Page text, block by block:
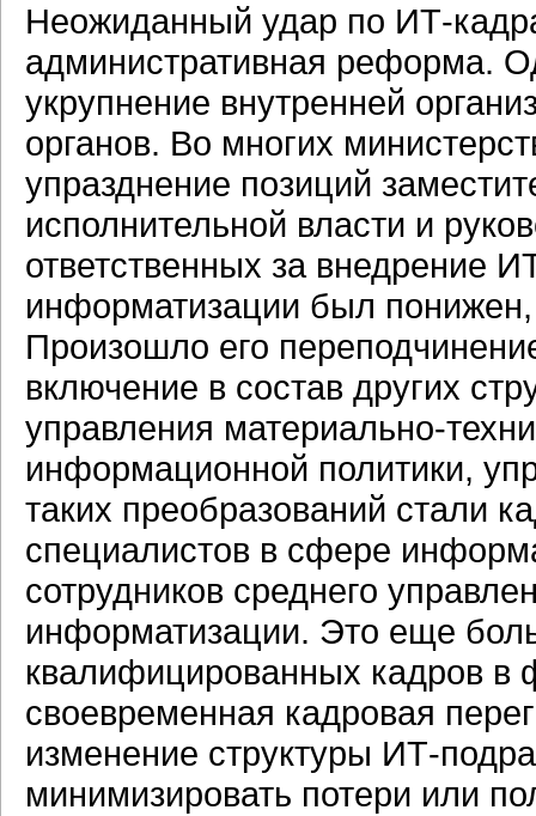
Неожиданный удар по ИТ-
административная реформа.
укрупнение внутренней
органов. Во многих
упразднение позиций
исполнительной власти и
ответственных за внедрение
информатизации был
Произошло его
включение в состав других
управления материально-
информационной политики,
таких преобразований стали
специалистов в сфере
сотрудников среднего
информатизации. Это еще
квалифицированных кадров в
своевременная кадровая
изменение структуры ИТ-
минимизировать потери или